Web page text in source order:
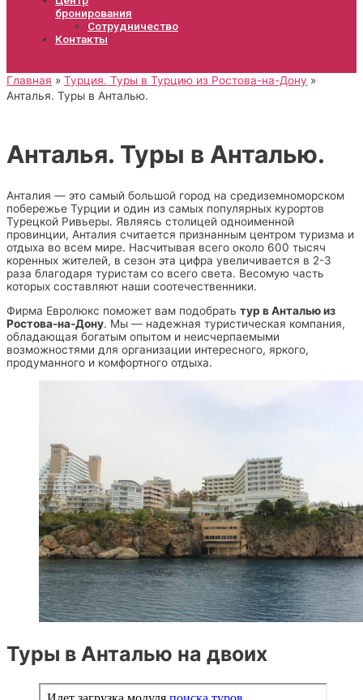
бронирования
Сотрудничество
Контакты
Главная
Турция. Туры в Турцию из Ростова-на-Дону
Анталья. Туры в Анталью.
Анталья. Туры в Анталью.
Анталия — это самый большой город на средиземноморском
побережье Турции и один из самых популярных курортов
Турецкой Ривьеры. Являясь столицей одноименной
провинции, Анталия считается признанным центром туризма и
отдыха во всем мире. Насчитывая всего около 600 тысяч
коренных жителей, в сезон эта цифра увеличивается в 2-3
раза благодаря туристам со всего света. Весомую часть
которых составляют наши соотечественники.
Фирма Евролюкс поможет вам подобрать тур в Анталью из
Ростова-на-Дону. Мы — надежная туристическая компания,
обладающая богатым опытом и неисчерпаемыми
возможностями для организации интересного, яркого,
продуманного и комфортного отдыха.
Туры в Анталью на двоих